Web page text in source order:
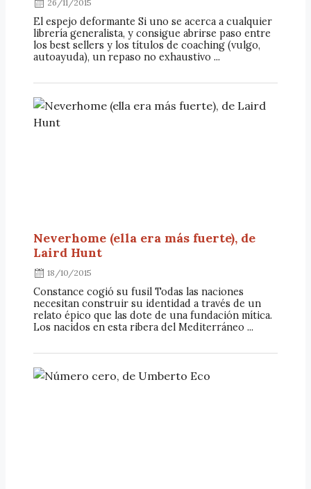
26/11/2015
El espejo deformante Si uno se acerca a cualquier
librería generalista, y consigue abrirse paso entre
los best sellers y los títulos de coaching (vulgo,
autoayuda), un repaso no exhaustivo ...
Neverhome (ella era más fuerte), de
Laird Hunt
18/10/2015
Constance cogió su fusil Todas las naciones
necesitan construir su identidad a través de un
relato épico que las dote de una fundación mítica.
Los nacidos en esta ribera del Mediterráneo ...